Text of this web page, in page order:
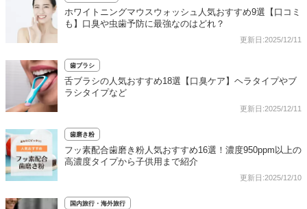
ホワイトニングマウスウォッシュ人気おすすめ9選【口コミ
も】口臭や虫歯予防に最強なのはどれ？
更新日:2025/12/11
歯ブラシ
舌ブラシの人気おすすめ18選【口臭ケア】ヘラタイプやブ
ラシタイプなど
更新日:2025/12/11
歯磨き粉
フッ素配合歯磨き粉人気おすすめ16選！濃度950ppm以上の
高濃度タイプから子供用まで紹介
更新日:2025/12/10
国内旅行・海外旅行